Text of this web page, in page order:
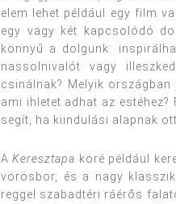
elem lehet például egy film
egy vagy két kapcsolódó
könnyű a dolgunk:
nassolnivalót vagy
csinálnak? Melyik országban
ami ihletet adhat az
segít, ha kiindulási alapnak
AKeresztapa köré például
vörösbor, és a nagy
reggel szabadtéri ráérős